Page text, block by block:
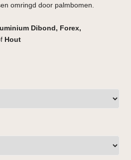
omringd door palmbomen.
Dibond, Forex,
Hout